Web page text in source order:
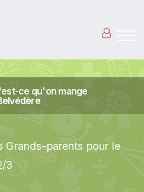
ce qu'on mange
Grands-parents pour le
3